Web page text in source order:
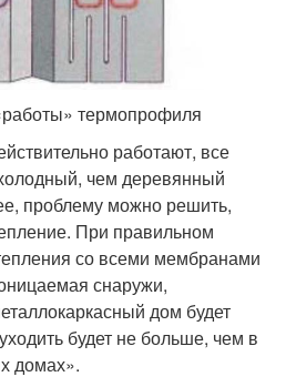
термопрофиля
работают, все
чем деревянный
проблему можно решить,
При правильном
со всеми мембранами
снаружи,
дом будет
будет не больше, чем в
домах».